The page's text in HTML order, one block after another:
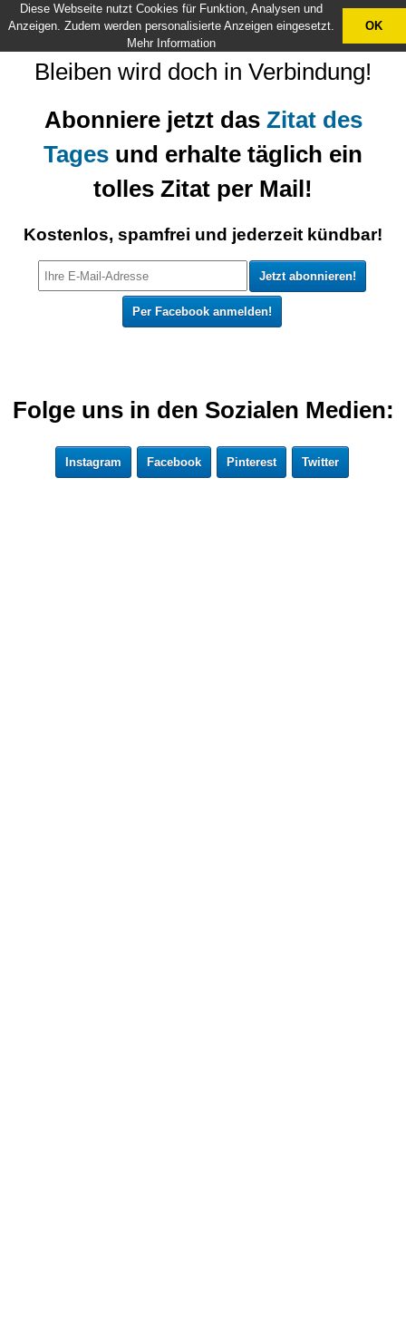
Bleiben wird doch in Verbindung!
Abonniere jetzt das Zitat des
Tages und erhalte täglich ein
tolles Zitat per Mail!
Kostenlos, spamfrei und jederzeit kündbar!
Per Facebook anmelden!
Folge uns in den Sozialen Medien:
Instagram Facebook Pinterest Twitter
X
Diese Webseite nutzt Cookies für Funktion, Analysen und
Anzeigen. Zudem werden personalisierte Anzeigen eingesetzt.
Mehr Information
OK